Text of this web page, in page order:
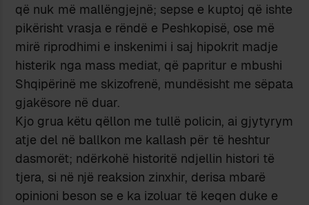
që nuk më mallëngjejnë; sepse e kuptoj që ishte
pikërisht vrasja e rëndë e Peshkopisë, ose më
mirë riprodhimi e inskenimi i saj hipokrit madje
histerik nga mass mediat, që papritur e mbushi
Shqipërinë me skizofrenë, mundësisht me sëpata
gjakësore në duar.
Kjo grua këtu qëllon me tullë policin, ai gjytyrym
atje del në ballkon me kallash për të heshtur
dasmorët; ndërkohë historitë ndjellin histori të
tjera, si në një reaksion zinxhir, derisa mbarë
opinioni beson se e ka izoluar të keqen duke e